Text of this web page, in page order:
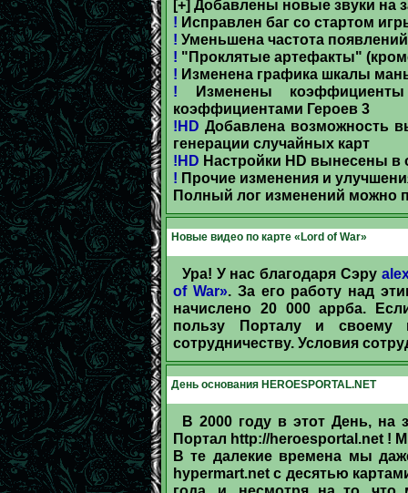
[+] Добавлены новые звуки на
! Исправлен баг со стартом
! Уменьшена частота
! "Проклятые артефакты"
! Изменена графика шкалы
! Изменены
коэффициентами Героев 3
!HD Добавлена возможность
генерации случайных карт
!HD Настройки HD вынесены
! Прочие изменения и
Полный лог изменений можно
Новые видео по карте «Lord of War»
Ура! У нас благодаря Сэру
of War». За его работу над
начислено 20 000 аррба.
пользу Порталу и
сотрудничеству. Условия
День основания HEROESPORTAL.NET
В 2000 году в этот День, на
Портал http://heroesportal.net !
В те далекие времена мы
hypermart.net с десятью